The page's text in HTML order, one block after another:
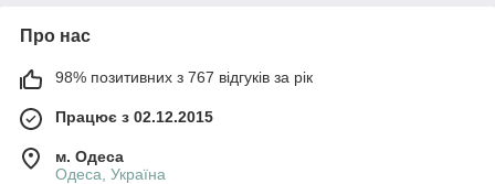
Про нас
98% позитивних з 767 відгуків за рік
Працює з 02.12.2015
м. Одеса
Одеса, Україна